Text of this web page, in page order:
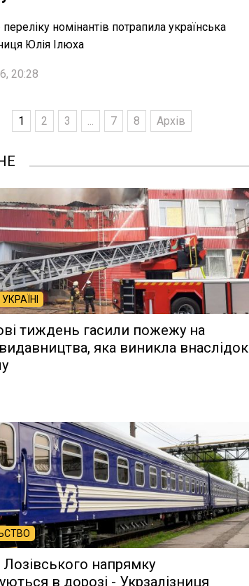
номінантів потрапила українська
Юлія Ілюха
20:28
1 2 3 ... 7 8 Архів
тиждень гасили пожежу на
яка виникла внаслідок
напрямку
в дорозі - Укрзалізниця